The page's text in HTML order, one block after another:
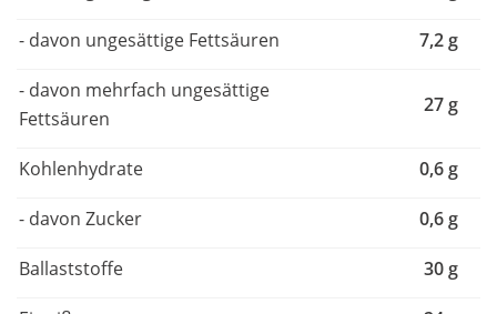
- davon ungesättige Fettsäuren 7,2 g
- davon mehrfach ungesättige
Fettsäuren
27 g
Kohlenhydrate 0,6 g
- davon Zucker 0,6 g
Ballaststoffe 30 g